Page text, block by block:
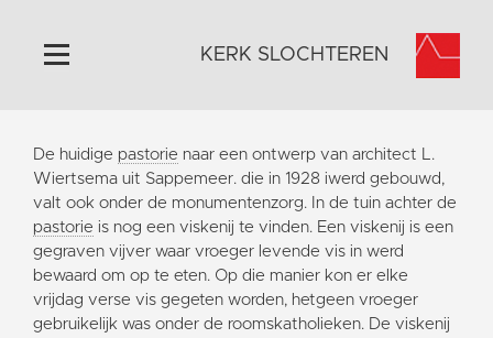
Home
Algemeen
Historie
Omgeving
Activiteiten
Steun ons
KERK SLOCHTEREN
De huidige pastorie naar een ontwerp van architect L.
Wiertsema uit Sappemeer. die in 1928 iwerd gebouwd,
valt ook onder de monumentenzorg. In de tuin achter de
pastorie is nog een viskenij te vinden. Een viskenij is een
gegraven vijver waar vroeger levende vis in werd
bewaard om op te eten. Op die manier kon er elke
vrijdag verse vis gegeten worden, hetgeen vroeger
gebruikelijk was onder de roomskatholieken. De viskenij